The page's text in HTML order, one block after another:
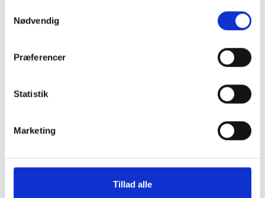
Nødvendig
Præferencer
Statistik
Marketing
Tillad alle
PRINT I MØRK TURKIS
Du sparer:
Turquise